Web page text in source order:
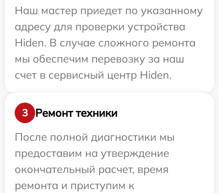
Наш мастер приедет по указанному
адресу для проверки устройства
Hiden. В случае сложного ремонта
мы обеспечим перевозку за наш
счет в сервисный центр Hiden.
3
Ремонт техники
После полной диагностики мы
предоставим на утверждение
окончательный расчет, время
ремонта и приступим к